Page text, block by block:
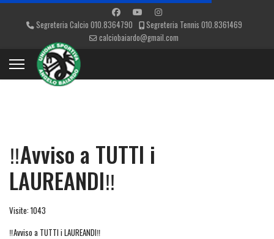
Segreteria Calcio 010.8364790
Segreteria Tennis 010.8361469
calciobaiardo@gmail.com
‼️Avviso a TUTTI i
LAUREANDI‼️
Visite: 1043
‼️Avviso a TUTTI i LAUREANDI‼️